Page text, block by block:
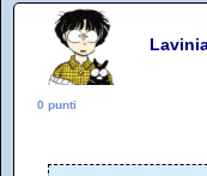
0 punti